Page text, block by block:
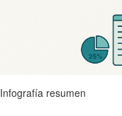
Infografía resumen